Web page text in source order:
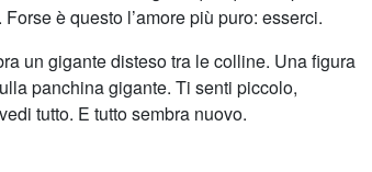
è questo l’amore più puro: esserci.
un gigante disteso tra le colline. Una figura
panchina gigante. Ti senti piccolo,
tutto. E tutto sembra nuovo.